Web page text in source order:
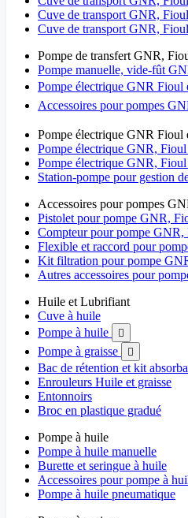
Cuve de transport GNR,
Cuve de transport GNR,
Pompe de transfert GNR,
Pompe manuelle, vide-fût
Pompe électrique GNR Fioul
Accessoires pour pompes
Pompe électrique GNR Fioul
Pompe électrique GNR,
Pompe électrique GNR,
Station-pompe pour gestion
Accessoires pour pompes
Pistolet pour pompe GNR,
Compteur pour pompe GNR,
Flexible et raccord pour
Kit filtration pour pompe
Autres accessoires pour
Huile et Lubrifiant
Cuve à huile
Pompe à huile

Pompe à graisse 
Bac de rétention et kit
Enrouleurs Huile et graisse
Entonnoirs
Broc en plastique gradué
Pompe à huile
Pompe à huile manuelle
Burette et seringue à huile
Accessoires pour pompe à
Pompe à huile pneumatique